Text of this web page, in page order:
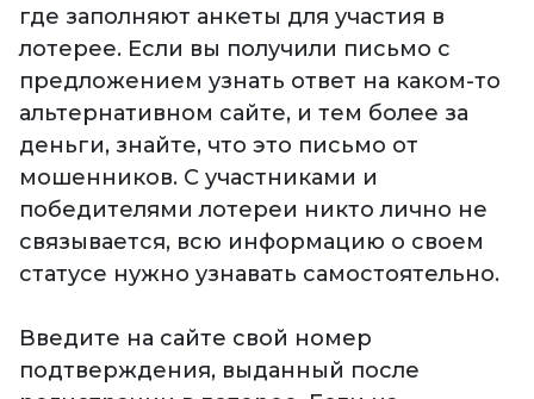
где заполняют анкеты для участия в
лотерее. Если вы получили письмо с
предложением узнать ответ на каком-то
альтернативном сайте, и тем более за
деньги, знайте, что это письмо от
мошенников. С участниками и
победителями лотереи никто лично не
связывается, всю информацию о своем
статусе нужно узнавать самостоятельно.
Введите на сайте свой номер
подтверждения, выданный после